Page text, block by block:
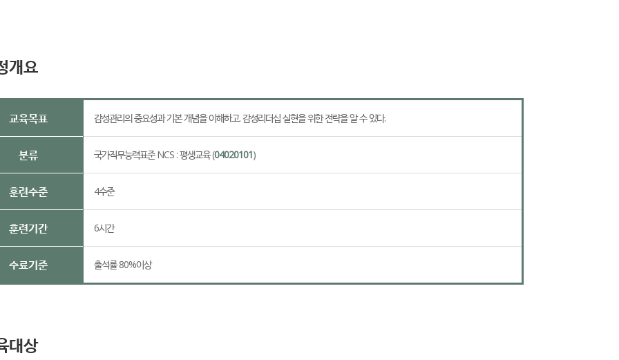
개요
교육목표 감성관리의 중요성과 기본 개념을 이해하고. 감성리더십 실현을 위한 전략을 알 수 있다.
분류 국가직무능력표준 NCS : 평생교육 (04020101)
훈련수준 4수준
훈련기간 6시간
수료기준 출석률 80%이상
대상